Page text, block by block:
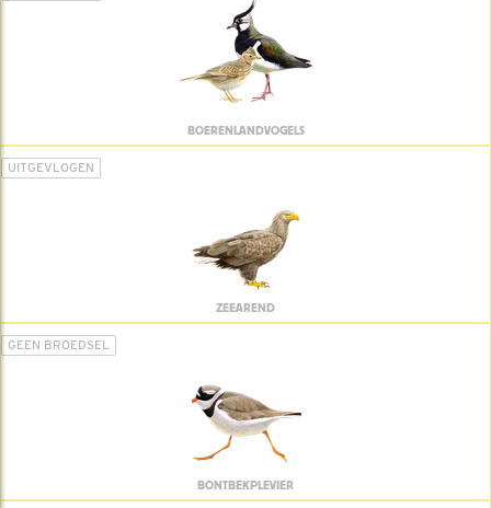
BOERENLANDVOGELS
UITGEVLOGEN
ZEEAREND
GEEN BROEDSEL
BONTBEKPLEVIER